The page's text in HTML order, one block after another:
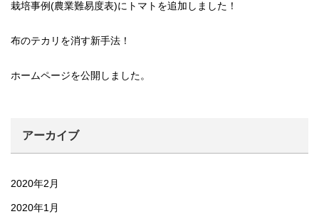
栽培事例(農業難易度表)にトマトを追加しました！
布のテカリを消す新手法！
ホームページを公開しました。
アーカイブ
2020年2月
2020年1月